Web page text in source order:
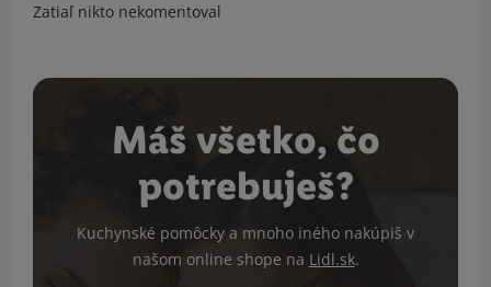
Zatiaľ nikto nekomentoval
Máš všetko, čo
potrebuješ?
Kuchynské pomôcky a mnoho iného nakúpiš v
našom online shope na Lidl.sk.